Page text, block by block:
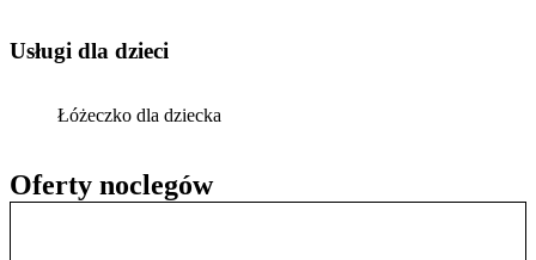
Oferty noclegów
usługi dla dzieci
Łóżeczko dla dziecka